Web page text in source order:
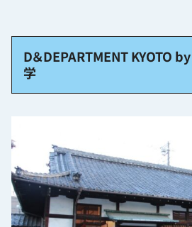
D＆DEPARTMENT KYOTO
学